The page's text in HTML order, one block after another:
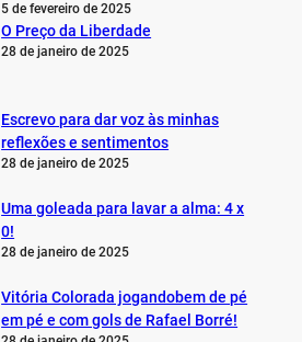
5 de fevereiro de 2025
O Preço da Liberdade
28 de janeiro de 2025
Escrevo para dar voz às minhas
reflexões e sentimentos
28 de janeiro de 2025
Uma goleada para lavar a alma: 4 x
0!
28 de janeiro de 2025
Vitória Colorada jogandobem de pé
em pé e com gols de Rafael Borré!